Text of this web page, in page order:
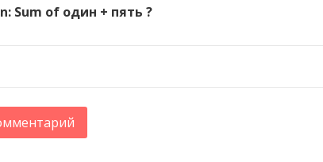
Sum of один + пять ?